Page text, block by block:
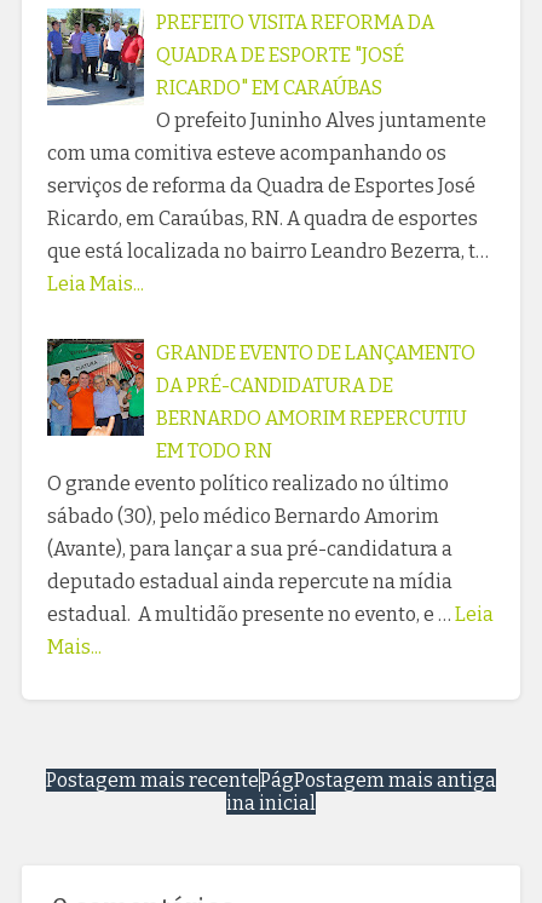
PREFEITO VISITA REFORMA DA
QUADRA DE ESPORTE "JOSÉ
RICARDO" EM CARAÚBAS
O prefeito Juninho Alves juntamente
com uma comitiva esteve acompanhando os
serviços de reforma da Quadra de Esportes José
Ricardo, em Caraúbas, RN. A quadra de esportes
que está localizada no bairro Leandro Bezerra, t…
Leia Mais...
GRANDE EVENTO DE LANÇAMENTO
DA PRÉ-CANDIDATURA DE
BERNARDO AMORIM REPERCUTIU
EM TODO RN
O grande evento político realizado no último
sábado (30), pelo médico Bernardo Amorim
(Avante), para lançar a sua pré-candidatura a
deputado estadual ainda repercute na mídia
estadual. A multidão presente no evento, e … Leia
Mais...
Postagem mais recente Postagem mais antiga
Pág
ina inicial